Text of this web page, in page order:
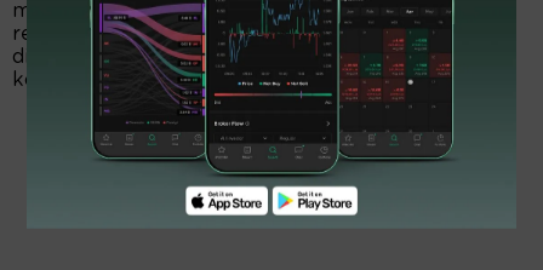
mengorbit level support 7.460-7.366, dan posisi
resistance 7.654-7.810. Sejumlah saham laik
diprrhatikan oleh para investor sebagai jujukan
koleksi antara lain menjadi sebagai berikut.